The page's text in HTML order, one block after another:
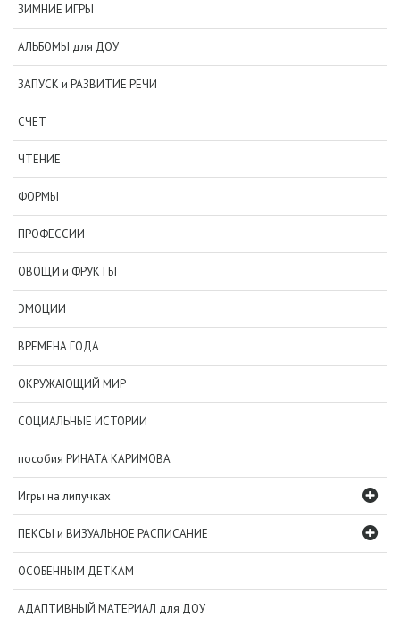
ЗИМНИЕ ИГРЫ
АЛЬБОМЫ для ДОУ
ЗАПУСК и РАЗВИТИЕ РЕЧИ
СЧЕТ
ЧТЕНИЕ
ФОРМЫ
ПРОФЕССИИ
ОВОЩИ и ФРУКТЫ
ЭМОЦИИ
ВРЕМЕНА ГОДА
ОКРУЖАЮЩИЙ МИР
СОЦИАЛЬНЫЕ ИСТОРИИ
пособия РИНАТА КАРИМОВА
Игры на липучках
ПЕКСЫ и ВИЗУАЛЬНОЕ РАСПИСАНИЕ
ОСОБЕННЫМ ДЕТКАМ
АДАПТИВНЫЙ МАТЕРИАЛ для ДОУ